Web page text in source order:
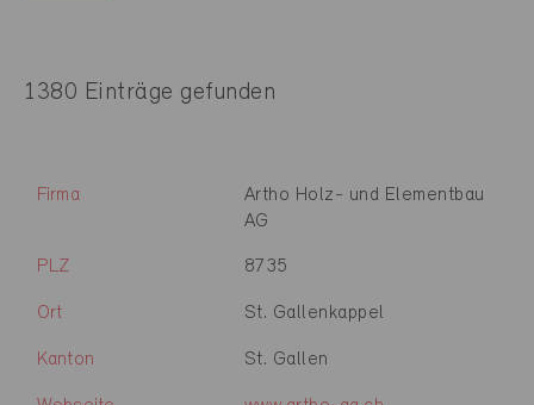
1380 Einträge gefunden
Firma
Artho Holz- und Elementbau
AG
PLZ 8735
Ort St. Gallenkappel
Kanton St. Gallen